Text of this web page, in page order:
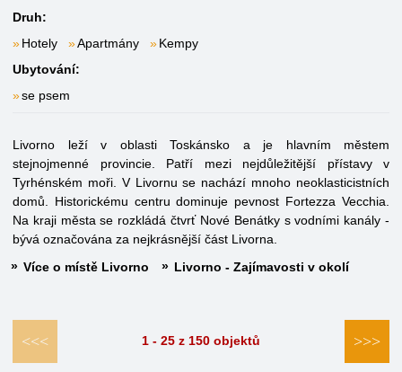
Druh:
Hotely
Apartmány
Kempy
Ubytování:
se psem
Livorno leží v oblasti Toskánsko a je hlavním městem
stejnojmenné provincie. Patří mezi nejdůležitější přístavy v
Tyrhénském moři. V Livornu se nachází mnoho neoklasticistních
domů. Historickému centru dominuje pevnost Fortezza Vecchia.
Na kraji města se rozkládá čtvrť Nové Benátky s vodními kanály -
bývá označována za nejkrásnější část Livorna.
Více o místě Livorno
Livorno - Zajímavosti v okolí
<<< 1 - 25 z 150 objektů >>>